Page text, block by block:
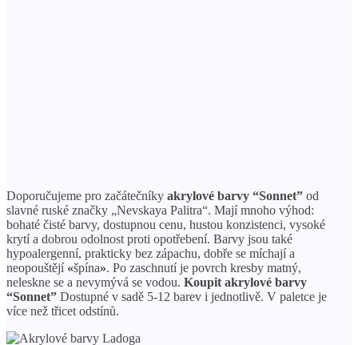
Doporučujeme pro začátečníky akrylové barvy “Sonnet” od
slavné ruské značky „Nevskaya Palitra“. Mají mnoho výhod:
bohaté čisté barvy, dostupnou cenu, hustou konzistenci, vysoké
krytí a dobrou odolnost proti opotřebení. Barvy jsou také
hypoalergenní, prakticky bez zápachu, dobře se míchají a
neopouštějí «špína». Po zaschnutí je povrch kresby matný,
neleskne se a nevymývá se vodou. Koupit akrylové barvy
“Sonnet” Dostupné v sadě 5-12 barev i jednotlivě. V paletce je
více než třicet odstínů.